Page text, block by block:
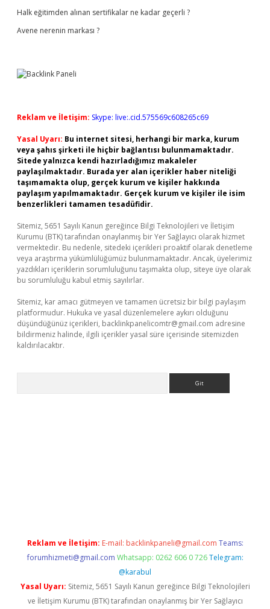
Halk eğitimden alınan sertifikalar ne kadar geçerli ?
Avene nerenin markası ?
Reklam ve İletişim: Skype: live:.cid.575569c608265c69
Yasal Uyarı: Bu internet sitesi, herhangi bir marka, kurum
veya şahıs şirketi ile hiçbir bağlantısı bulunmamaktadır.
Sitede yalnızca kendi hazırladığımız makaleler
paylaşılmaktadır. Burada yer alan içerikler haber niteliği
taşımamakta olup, gerçek kurum ve kişiler hakkında
paylaşım yapılmamaktadır. Gerçek kurum ve kişiler ile isim
benzerlikleri tamamen tesadüfidir.
Sitemiz, 5651 Sayılı Kanun gereğince Bilgi Teknolojileri ve İletişim
Kurumu (BTK) tarafından onaylanmış bir Yer Sağlayıcı olarak hizmet
vermektedir. Bu nedenle, sitedeki içerikleri proaktif olarak denetleme
veya araştırma yükümlülüğümüz bulunmamaktadır. Ancak, üyelerimiz
yazdıkları içeriklerin sorumluluğunu taşımakta olup, siteye üye olarak
bu sorumluluğu kabul etmiş sayılırlar.
Sitemiz, kar amacı gütmeyen ve tamamen ücretsiz bir bilgi paylaşım
platformudur. Hukuka ve yasal düzenlemelere aykırı olduğunu
düşündüğünüz içerikleri, backlinkpanelicomtr@gmail.com adresine
bildirmeniz halinde, ilgili içerikler yasal süre içerisinde sitemizden
kaldırılacaktır.
Reklam ve İletişim: E-mail: backlinkpaneli@gmail.com Teams:
forumhizmeti@gmail.com Whatsapp: 0262 606 0 726 Telegram:
@karabul
Yasal Uyarı: Sitemiz, 5651 Sayılı Kanun gereğince Bilgi Teknolojileri
ve İletişim Kurumu (BTK) tarafından onaylanmış bir Yer Sağlayıcı